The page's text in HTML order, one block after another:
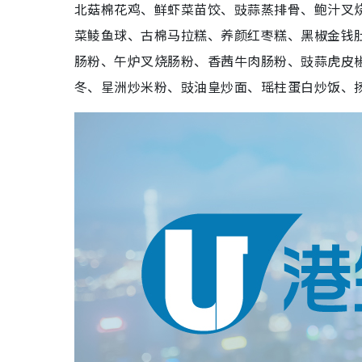
北菇棉花鸡、鲜虾菜苗饺、豉蒜蒸排骨、鲍汁
菜鲮鱼球、古棉马拉糕、养颜红枣糕、黑椒金
肠粉、午炉叉烧肠粉、香茜牛肉肠粉、豉蒜虎
冬、星洲炒米粉、豉油皇炒面、瑶柱蛋白炒饭